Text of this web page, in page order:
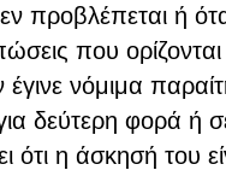
προβλέπεται ή
που
νόμιμα
δεύτερη φορά ή
η άσκησή του